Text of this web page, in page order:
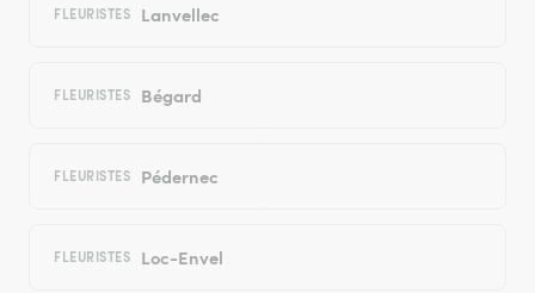
FLEURISTES Lanvellec
FLEURISTES Bégard
FLEURISTES Pédernec
FLEURISTES Loc-Envel